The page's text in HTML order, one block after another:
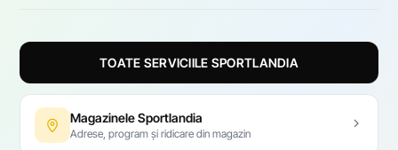
TOATE SERVICIILE SPORTLANDIA
Magazinele Sportlandia
Adrese, program și ridicare din magazin